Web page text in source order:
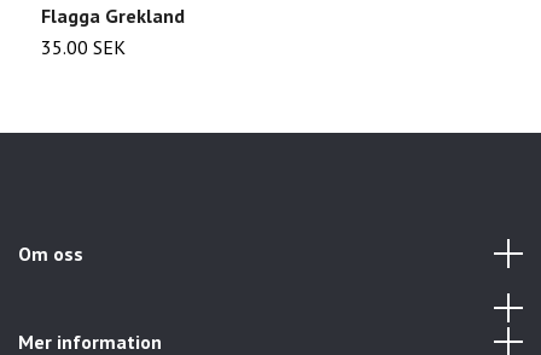
Flagga Grekland
35.00 SEK
Om oss
Mer information